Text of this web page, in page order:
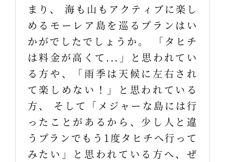
まり、 海も山もアクティブに楽し
めるモーレア島を巡るプランはい
かがでしたでしょうか。 「タヒチ
は料金が高くて...」と思われてい
る方や、「雨季は天候に左右され
て楽しめない！」と思われている
方、 そして「メジャーな島には行
ったことがあるから、少し人と違
うプランでもう1度タヒチへ行って
みたい」と思われている方へ、ぜ